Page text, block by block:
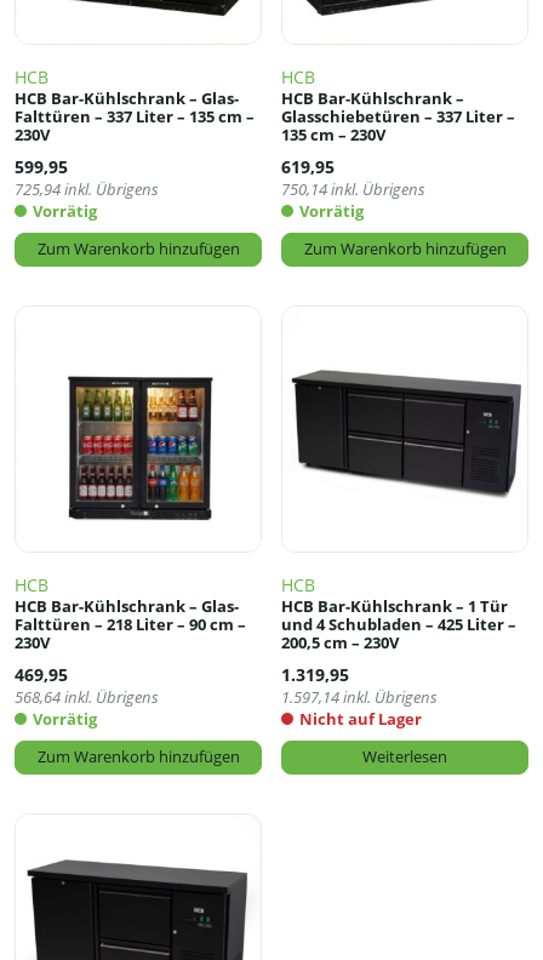
HCB
HCB Bar-Kühlschrank – Glas-
Falttüren – 337 Liter – 135 cm –
230V
599,95
725,94inkl. Übrigens
Vorrätig
Zum Warenkorb hinzufügen
HCB
HCB Bar-Kühlschrank –
Glasschiebetüren – 337 Liter –
135 cm – 230V
619,95
750,14inkl. Übrigens
Vorrätig
Zum Warenkorb hinzufügen
HCB
HCB Bar-Kühlschrank – Glas-
Falttüren – 218 Liter – 90 cm –
230V
469,95
568,64inkl. Übrigens
Vorrätig
Zum Warenkorb hinzufügen
HCB
HCB Bar-Kühlschrank – 1 Tür
und 4 Schubladen – 425 Liter –
200,5 cm – 230V
1.319,95
1.597,14inkl. Übrigens
Nicht auf Lager
Weiterlesen